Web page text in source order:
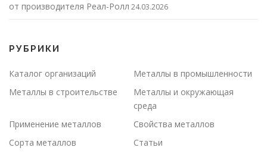
от производителя Реал-Ролл 24.03.2026
РУБРИКИ
Каталог организаций
Металлы в промышленности
Металлы в строительстве
Металлы и окружающая
среда
Применение металлов
Свойства металлов
Сорта металлов
Статьи